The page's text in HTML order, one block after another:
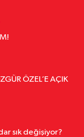
sık değişiyor?